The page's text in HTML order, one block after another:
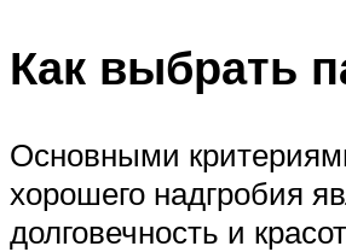
Как выбрать
Основными
хорошего надгробия
долговечность и